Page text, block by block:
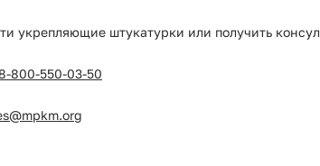
укрепляющие штукатурки или получить
800-550-03-50